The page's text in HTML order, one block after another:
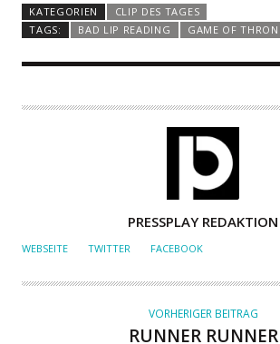
KATEGORIEN
CLIP DES TAGES
TAGS:
BAD LIP READING GAME OF
U
O
PRESSPLAY REDAKTION
WEBSEITE TWITTER FACEBOOK
VORHERIGER BEITRAG
RUNNER RUNNER